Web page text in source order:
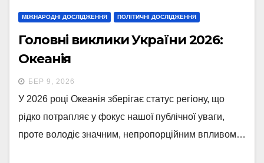
МІЖНАРОДНІ ДОСЛІДЖЕННЯ ПОЛІТИЧНІ ДОСЛІДЖЕННЯ
Головні виклики України 2026:
Океанія
БЕР 9, 2026
У 2026 році Океанія зберігає статус регіону, що
рідко потрапляє у фокус нашої публічної уваги,
проте володіє значним, непропорційним впливом…